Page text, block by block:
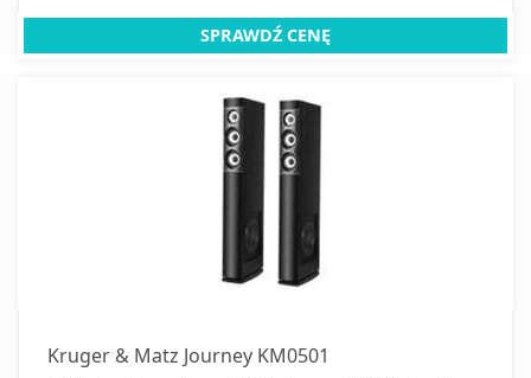
SPRAWDŹ CENĘ
Kruger & Matz Journey KM0501